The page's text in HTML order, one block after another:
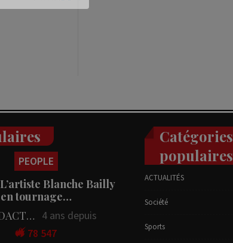
PEOPLE
Blanche Bailly
en tournage…
LA REDACTION
4 ans depuis
78 547
Catégories
populaires
ACTUALITÉS
Société
Sports